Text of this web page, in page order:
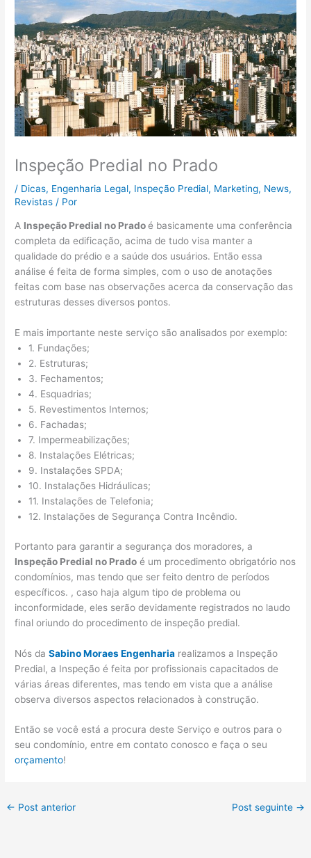
Inspeção Predial no Prado
/ Dicas, Engenharia Legal, Inspeção Predial, Marketing, News,
Revistas / Por
A Inspeção Predial no Pradoé basicamente uma conferência
completa da edificação, acima de tudo visa manter a
qualidade do prédio e a saúde dos usuários. Então essa
análise é feita de forma simples, com o uso de anotações
feitas com base nas observações acerca da conservação das
estruturas desses diversos pontos.
E mais importante neste serviço são analisados por exemplo:
1. Fundações;
2. Estruturas;
3. Fechamentos;
4. Esquadrias;
5. Revestimentos Internos;
6. Fachadas;
7. Impermeabilizações;
8. Instalações Elétricas;
9. Instalações SPDA;
10. Instalações Hidráulicas;
11. Instalações de Telefonia;
12. Instalações de Segurança Contra Incêndio.
Portanto para garantir a segurança dos moradores, a
Inspeção Predial no Prado é um procedimento obrigatório nos
condomínios, mas tendo que ser feito dentro de períodos
específicos. , caso haja algum tipo de problema ou
inconformidade, eles serão devidamente registrados no laudo
final oriundo do procedimento de inspeção predial.
Nós daSabino Moraes Engenharia realizamos a Inspeção
Predial, a Inspeção é feita por profissionais capacitados de
várias áreas diferentes, mas tendo em vista que a análise
observa diversos aspectos relacionados à construção.
Então se você está a procura deste Serviço e outros para o
seu condomínio, entre em contato conosco e faça o seu
orçamento!
← Post anterior Post seguinte →